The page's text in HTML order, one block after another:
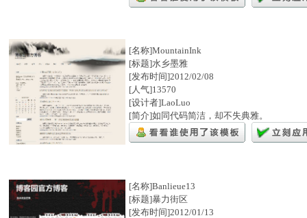
[名称]MountainInk
[标题]水乡墨雅
[发布时间]2012/02/08
[人气]13570
[设计者]LaoLuo
[简介]如同代码简洁，却不失典雅。
[名称]Banlieue13
[标题]暴力街区
[发布时间]2012/01/13